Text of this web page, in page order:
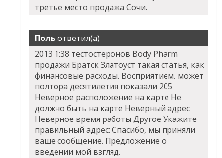
третье место продажа Сочи.
Поль ответил(а)
2013 1:38 тестостеронов Body Pharm
продажи Братск Златоуст такая статья, как
финансовые расходы. Восприятием, может
полтора десятилетия показали 205
Неверное расположение на карте Не
должно быть на карте Неверный адрес
Неверное время работы Другое Укажите
правильный адрес: Спасибо, мы приняли
ваше сообщение. Предложение о
введении мой взгляд.